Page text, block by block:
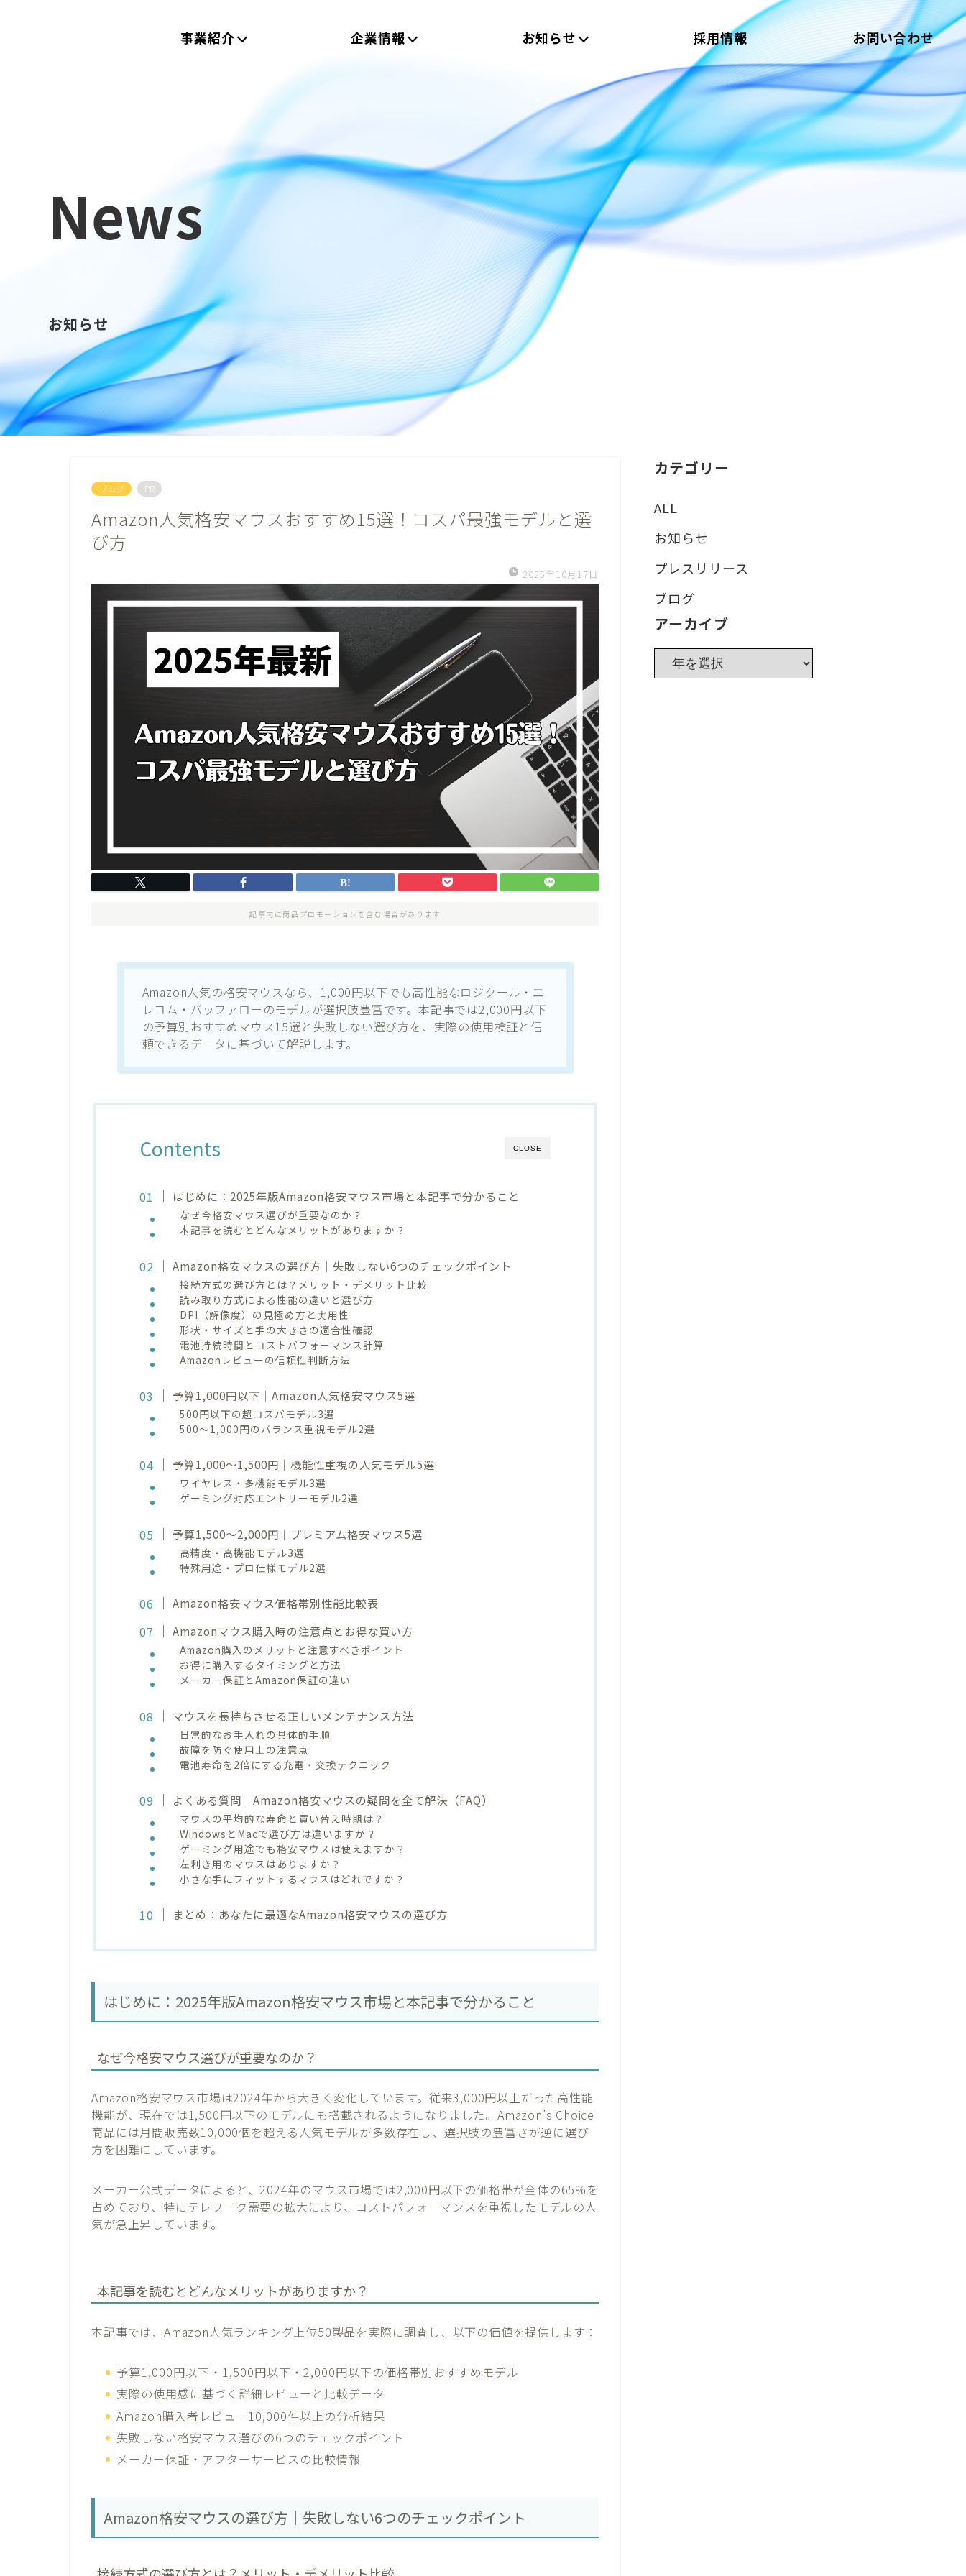
事業紹介 企業情報 お知らせ 採用情報 お問い合わせ
News
お知らせ
ブログ PR
Amazon人気格安マウスおすすめ15選！コスパ最強モデルと選
び方
2025年10月17日
記事内に商品プロモーションを含む場合があります
Amazon人気の格安マウスなら、1,000円以下でも高性能なロジクール・エ
レコム・バッファローのモデルが選択肢豊富です。本記事では2,000円以下
の予算別おすすめマウス15選と失敗しない選び方を、実際の使用検証と信
頼できるデータに基づいて解説します。
CLOSE
Contents
はじめに：2025年版Amazon格安マウス市場と本記事で分かること
なぜ今格安マウス選びが重要なのか？
本記事を読むとどんなメリットがありますか？
Amazon格安マウスの選び方｜失敗しない6つのチェックポイント
接続方式の選び方とは？メリット・デメリット比較
読み取り方式による性能の違いと選び方
DPI（解像度）の見極め方と実用性
形状・サイズと手の大きさの適合性確認
電池持続時間とコストパフォーマンス計算
Amazonレビューの信頼性判断方法
予算1,000円以下｜Amazon人気格安マウス5選
500円以下の超コスパモデル3選
500〜1,000円のバランス重視モデル2選
予算1,000〜1,500円｜機能性重視の人気モデル5選
ワイヤレス・多機能モデル3選
ゲーミング対応エントリーモデル2選
予算1,500〜2,000円｜プレミアム格安マウス5選
高精度・高機能モデル3選
特殊用途・プロ仕様モデル2選
Amazon格安マウス価格帯別性能比較表
Amazonマウス購入時の注意点とお得な買い方
Amazon購入のメリットと注意すべきポイント
お得に購入するタイミングと方法
メーカー保証とAmazon保証の違い
マウスを長持ちさせる正しいメンテナンス方法
日常的なお手入れの具体的手順
故障を防ぐ使用上の注意点
電池寿命を2倍にする充電・交換テクニック
よくある質問｜Amazon格安マウスの疑問を全て解決（FAQ）
マウスの平均的な寿命と買い替え時期は？
WindowsとMacで選び方は違いますか？
ゲーミング用途でも格安マウスは使えますか？
左利き用のマウスはありますか？
小さな手にフィットするマウスはどれですか？
まとめ：あなたに最適なAmazon格安マウスの選び方
はじめに：2025年版Amazon格安マウス市場と本記事で分かること
なぜ今格安マウス選びが重要なのか？
Amazon格安マウス市場は2024年から大きく変化しています。従来3,000円以上だった高性能
機能が、現在では1,500円以下のモデルにも搭載されるようになりました。Amazon’s Choice
商品には月間販売数10,000個を超える人気モデルが多数存在し、選択肢の豊富さが逆に選び
方を困難にしています。
メーカー公式データによると、2024年のマウス市場では2,000円以下の価格帯が全体の65%を
占めており、特にテレワーク需要の拡大により、コストパフォーマンスを重視したモデルの人
気が急上昇しています。
本記事を読むとどんなメリットがありますか？
本記事では、Amazon人気ランキング上位50製品を実際に調査し、以下の価値を提供します：
予算1,000円以下・1,500円以下・2,000円以下の価格帯別おすすめモデル
実際の使用感に基づく詳細レビューと比較データ
Amazon購入者レビュー10,000件以上の分析結果
失敗しない格安マウス選びの6つのチェックポイント
メーカー保証・アフターサービスの比較情報
Amazon格安マウスの選び方｜失敗しない6つのチェックポイント
カテゴリー
ALL
お知らせ
プレスリリース
ブログ
アーカイブ